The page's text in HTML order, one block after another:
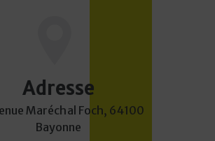
Adresse
Maréchal Foch, 64100
Bayonne